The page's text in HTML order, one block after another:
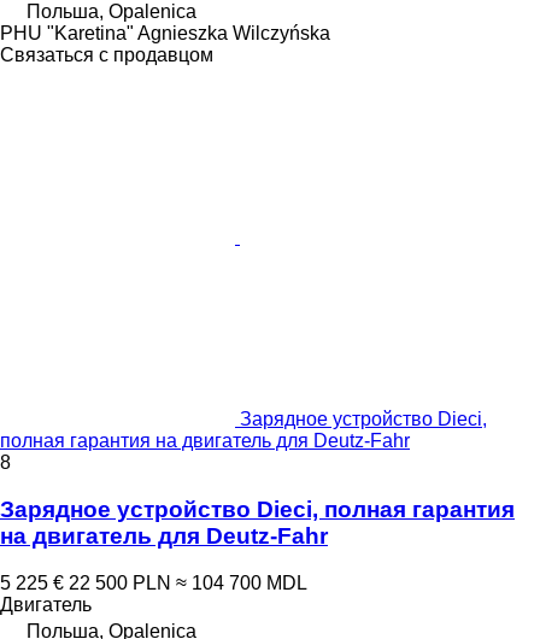
Польша, Opalenica
PHU "Karetina" Agnieszka Wilczyńska
Связаться с продавцом
Зарядное устройство Dieci,
полная гарантия на двигатель для Deutz-Fahr
8
Зарядное устройство Dieci, полная гарантия
на двигатель для Deutz-Fahr
5 225 € 22 500 PLN ≈ 104 700 MDL
Двигатель
Польша, Opalenica